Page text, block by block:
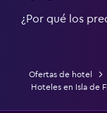
¿Por qué los
Ofertas de hotel
Hoteles en Isla de